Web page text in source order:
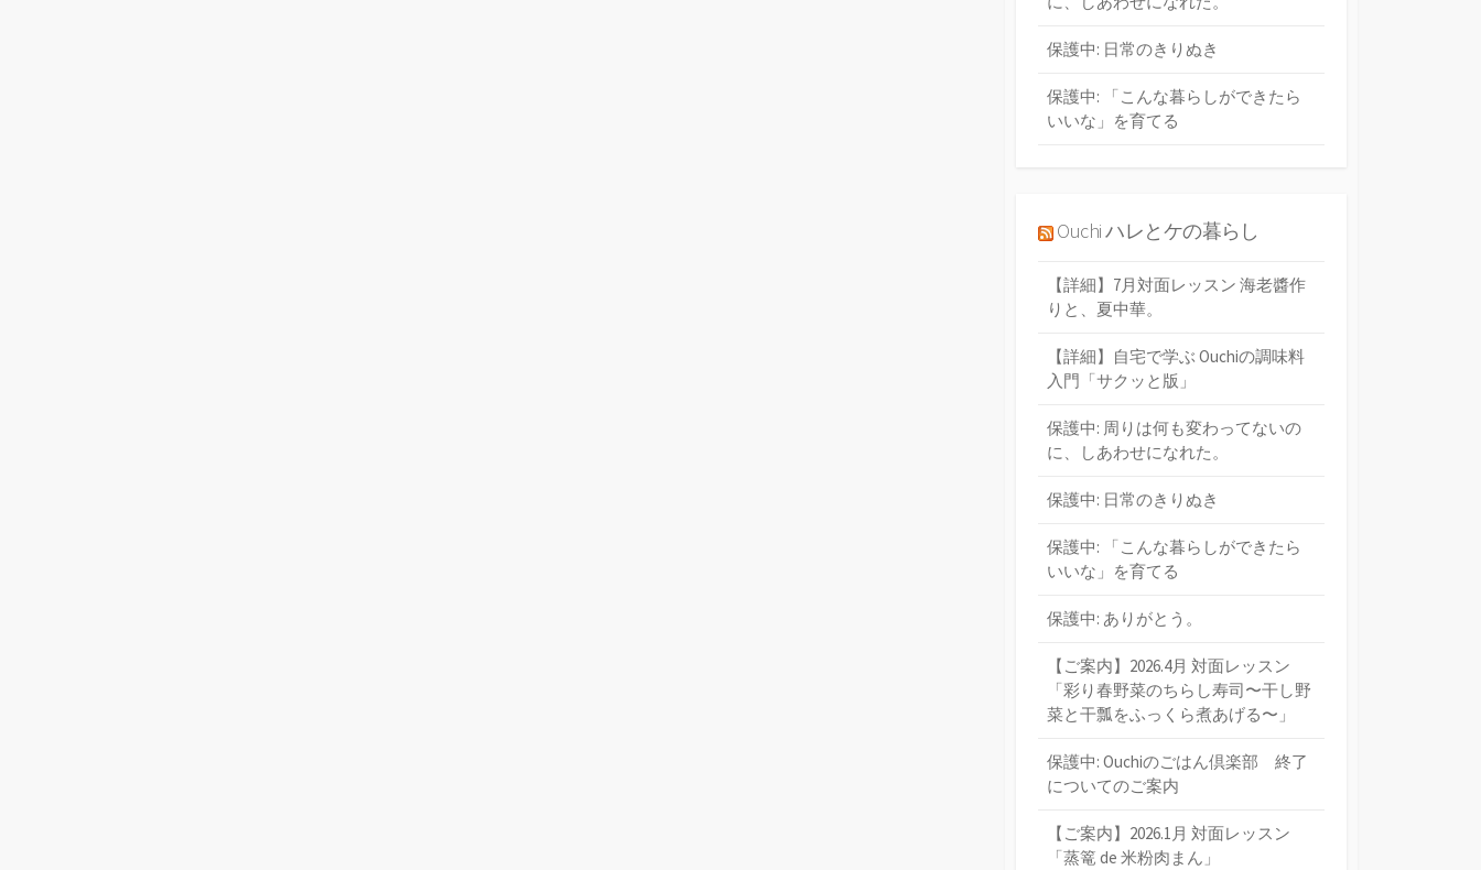
保護中: 日常のきりぬき
保護中: 「こんな暮らしができたら
いいな」を育てる
Ouchi ハレとケの暮らし
【詳細】7月対面レッスン 海老醬作
りと、夏中華。
【詳細】自宅で学ぶ Ouchiの調味料
入門「サクッと版」
保護中: 周りは何も変わってないの
に、しあわせになれた。
保護中: 日常のきりぬき
保護中: 「こんな暮らしができたら
いいな」を育てる
保護中: ありがとう。
【ご案内】2026.4月 対面レッスン
「彩り春野菜のちらし寿司〜干し野
菜と干瓢をふっくら煮あげる〜」
保護中: Ouchiのごはん倶楽部 終了
についてのご案内
【ご案内】2026.1月 対面レッスン
「蒸篭 de 米粉肉まん」